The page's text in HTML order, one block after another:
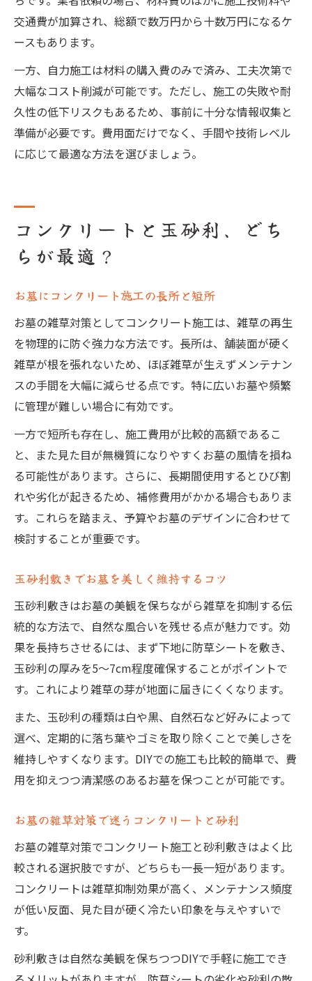
交通費が加算され、総額で数万円から十数万円になるケ
ースもあります。
一方、自力施工は材料の購入費のみで済み、工夫次第で
大幅なコスト削減が可能です。ただし、施工の失敗や耐
久性の低下リスクもあるため、事前に十分な情報収集と
準備が必要です。費用面だけでなく、手間や技術レベル
に応じて最適な方法を選びましょう。
コンクリートと玉砂利、どち
らが最適？
お墓にコンクリート施工の長所と短所
お墓の雑草対策としてコンクリート施工は、雑草の再生
を物理的に防ぐ強力な方法です。長所は、舗装面が硬く
雑草が根を張れないため、ほぼ雑草が生えずメンテナン
スの手間を大幅に減らせる点です。特に広いお墓や頻繁
に管理が難しい場合に有効です。
一方で短所も存在し、施工費用が比較的高額であるこ
と、また見た目が無機質になりやすくお墓の風情を損ね
る可能性があります。さらに、長期間使用するとひび割
れや劣化が起きるため、補修費用がかかる場合もありま
す。これらを踏まえ、予算やお墓のデザインに合わせて
検討することが重要です。
玉砂利敷きでお墓を美しく維持するコツ
玉砂利敷きはお墓の美観を保ちながら雑草を抑制する伝
統的な方法で、自然な風合いを残せる点が魅力です。効
果を長持ちさせるには、まず下地に防草シートを敷き、
玉砂利の厚みを5〜7cm程度確保することがポイントで
す。これにより雑草の芽が地面に届きにくくなります。
また、玉砂利の種類は白や黒、自然石など好みによって
選べ、定期的に落ち葉やゴミを取り除くことで美しさを
維持しやすくなります。DIYでの施工も比較的簡単で、費
用を抑えつつ清潔感のあるお墓を保つことが可能です。
お墓の雑草対策で迷うコンクリートと砂利
お墓の雑草対策でコンクリート施工と砂利敷きはよく比
較される選択肢ですが、どちらも一長一短があります。
コンクリートは雑草抑制効果が高く、メンテナンス頻度
が低い反面、見た目が硬く冷たい印象を与えやすいで
す。
砂利敷きは自然な美観を保ちつつDIYで手軽に施工でき